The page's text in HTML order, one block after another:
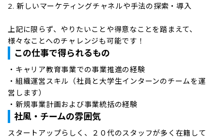
2. 新しいマーケティングチャネルや手法の探索・導入
上記に限らず、やりたいことや得意なことを踏まえて、
この仕事で得られるもの
・キャリア教育事業での事業推進の経験
・組織運営スキル（社員と大学生インターンのチームを運
営します）
・新規事業計画および事業統括の経験
社風・チームの雰囲気
スタートアップらしく、２０代のスタッフが多く在籍して